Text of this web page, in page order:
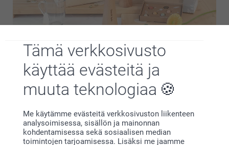
Tämä verkkosivusto
käyttää evästeitä ja
muuta teknologiaa
Me käytämme evästeitä verkkosivuston liikenteen
analysoimisessa, sisällön ja mainonnan
kohdentamisessa sekä sosiaalisen median
toimintojen tarjoamisessa. Lisäksi me jaamme
Ei ole merkitystä, etsitkö lahjaa rakastuneelle parille,
läheisille ystäville tai omalle kumppanillesi, personoidut
pareille tarkoitetut lahjaideamme on suunniteltu
kunnioittamaan yhteisiä muistoja ja kestävää ra…
Etkö ole varma, mitä antaa
hääpäivälahjaksi? Näin valitset täydellisen